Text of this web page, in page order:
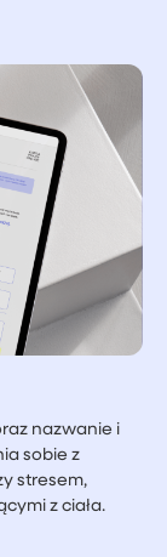
nazwanie i
sobie z
stresem,
z ciała.